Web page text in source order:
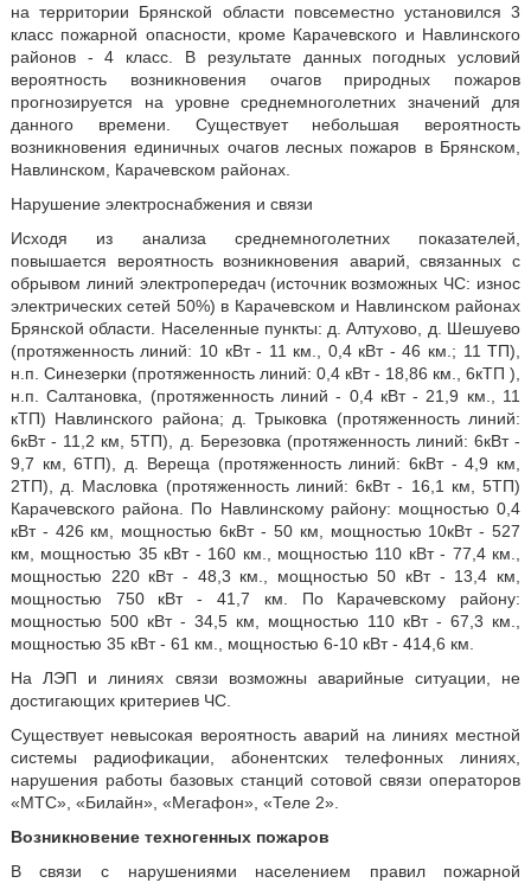
на территории Брянской области повсеместно установился 3
класс пожарной опасности, кроме Карачевского и Навлинского
районов - 4 класс. В результате данных погодных условий
вероятность возникновения очагов природных пожаров
прогнозируется на уровне среднемноголетних значений для
данного времени. Существует небольшая вероятность
возникновения единичных очагов лесных пожаров в Брянском,
Навлинском, Карачевском районах.
Нарушение электроснабжения и связи
Исходя из анализа среднемноголетних показателей,
повышается вероятность возникновения аварий, связанных с
обрывом линий электропередач (источник возможных ЧС: износ
электрических сетей 50%) в Карачевском и Навлинском районах
Брянской области. Населенные пункты: д. Алтухово, д. Шешуево
(протяженность линий: 10 кВт - 11 км., 0,4 кВт - 46 км.; 11 ТП),
н.п. Синезерки (протяженность линий: 0,4 кВт - 18,86 км., 6кТП ),
н.п. Салтановка, (протяженность линий - 0,4 кВт - 21,9 км., 11
кТП) Навлинского района; д. Трыковка (протяженность линий:
6кВт - 11,2 км, 5ТП), д. Березовка (протяженность линий: 6кВт -
9,7 км, 6ТП), д. Вереща (протяженность линий: 6кВт - 4,9 км,
2ТП), д. Масловка (протяженность линий: 6кВт - 16,1 км, 5ТП)
Карачевского района. По Навлинскому району: мощностью 0,4
кВт - 426 км, мощностью 6кВт - 50 км, мощностью 10кВт - 527
км, мощностью 35 кВт - 160 км., мощностью 110 кВт - 77,4 км.,
мощностью 220 кВт - 48,3 км., мощностью 50 кВт - 13,4 км,
мощностью 750 кВт - 41,7 км. По Карачевскому району:
мощностью 500 кВт - 34,5 км, мощностью 110 кВт - 67,3 км.,
мощностью 35 кВт - 61 км., мощностью 6-10 кВт - 414,6 км.
На ЛЭП и линиях связи возможны аварийные ситуации, не
достигающих критериев ЧС.
Существует невысокая вероятность аварий на линиях местной
системы радиофикации, абонентских телефонных линиях,
нарушения работы базовых станций сотовой связи операторов
«МТС», «Билайн», «Мегафон», «Теле 2».
Возникновение техногенных пожаров
В связи с нарушениями населением правил пожарной